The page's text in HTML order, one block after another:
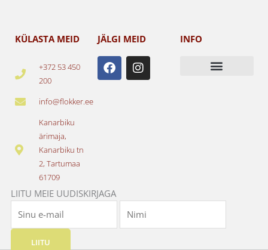
KÜLASTA MEID
+372 53 450
200
info@flokker.ee
Kanarbiku
ärimaja,
Kanarbiku tn
2, Tartumaa
61709
JÄLGI MEID
F
a
c
I
n
s
INFO
LIITU MEIE UUDISKIRJAGA
LIITU